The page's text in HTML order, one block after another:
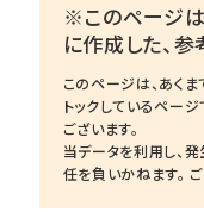
※このページ
に作成した、参
このページは、あく
トックしているペー
ございます。
当データを利用し、
任を負いかねます。